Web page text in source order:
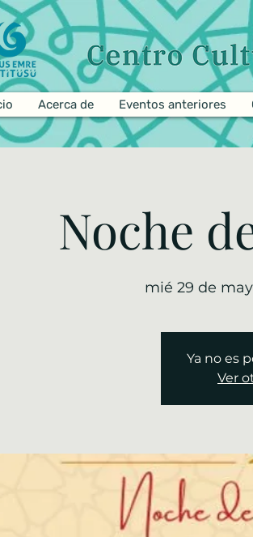
Acerca de Eventos anteriores
Noche
mié 29 de may
Ya no es
Ver